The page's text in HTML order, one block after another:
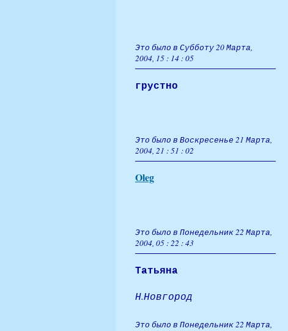
Это было в Субботу 20 Марта,
2004, 15 : 14 : 05
грустно
Это было в Воскресенье 21 Марта,
2004, 21 : 51 : 02
Oleg
Это было в Понедельник 22 Марта,
2004, 05 : 22 : 43
Татьяна
Н.Новгород
Это было в Понедельник 22 Марта,